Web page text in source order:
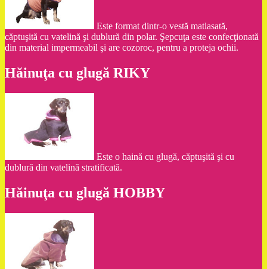
Este format dintr-o vestă matlasată,
căptuşită cu vatelină şi dublură din polar. Şepcuţa este confecţionată
din material impermeabil şi are cozoroc, pentru a proteja ochii.
Hăinuţa cu glugă RIKY
Este o haină cu glugă, căptuşită şi cu
dublură din vatelină stratificată.
Hăinuţa cu glugă HOBBY